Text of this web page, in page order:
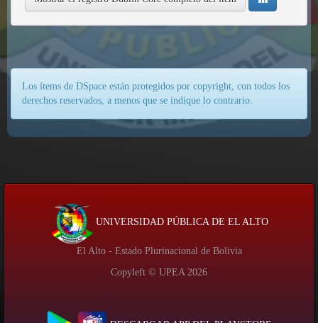
Los ítems de DSpace están protegidos por copyright, con todos los
derechos reservados, a menos que se indique lo contrario.
UNIVERSIDAD PÚBLICA DE EL ALTO
El Alto - Estado Plurinacional de Bolivia
Copyleft © UPEA 2026